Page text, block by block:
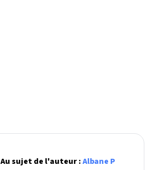
Au sujet de l'auteur :Albane P